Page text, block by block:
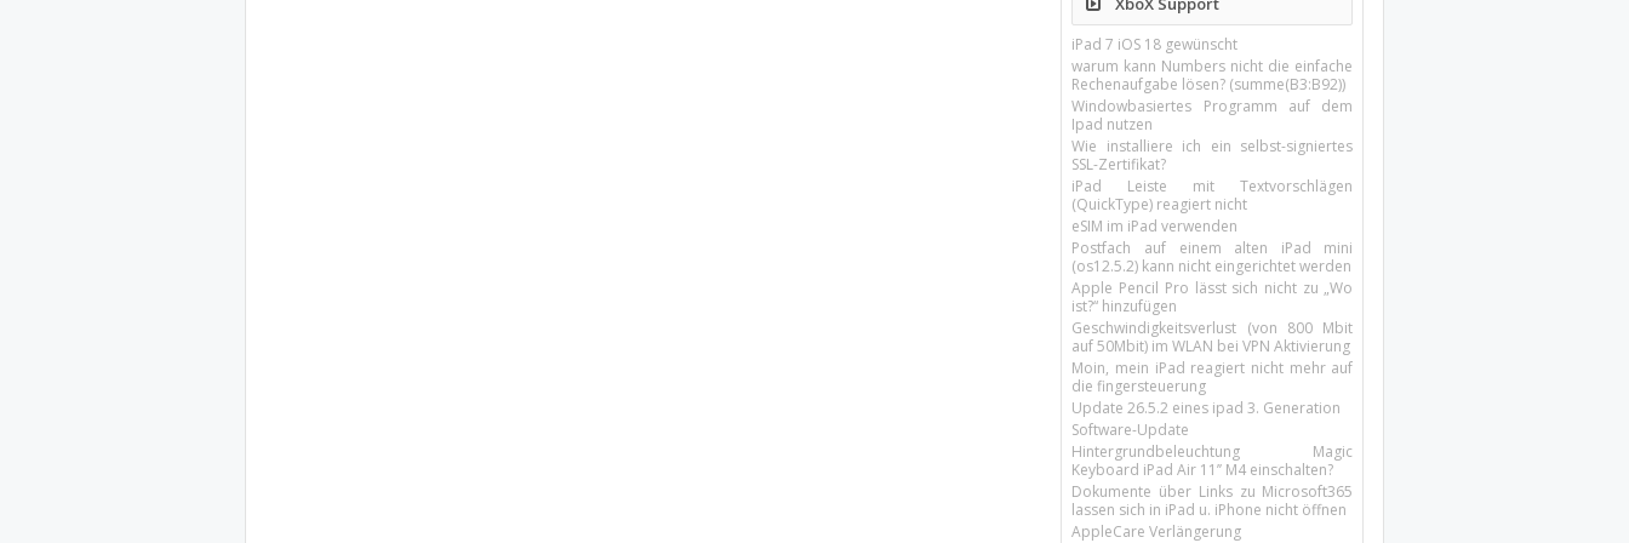
iPad 7 iOS 18 gewünscht
warum kann Numbers nicht die einfache
Rechenaufgabe lösen? (summe(B3:B92))
Windowbasiertes Programm auf dem
Ipad nutzen
Wie installiere ich ein selbst-signiertes
SSL-Zertifikat?
iPad Leiste mit Textvorschlägen
(QuickType) reagiert nicht
eSIM im iPad verwenden
Postfach auf einem alten iPad mini
(os12.5.2) kann nicht eingerichtet werden
Apple Pencil Pro lässt sich nicht zu „Wo
ist?“ hinzufügen
Geschwindigkeitsverlust (von 800 Mbit
auf 50Mbit) im WLAN bei VPN Aktivierung
Moin, mein iPad reagiert nicht mehr auf
die fingersteuerung
Update 26.5.2 eines ipad 3. Generation
Software-Update
Hintergrundbeleuchtung Magic
Keyboard iPad Air 11’’ M4 einschalten?
Dokumente über Links zu Microsoft365
lassen sich in iPad u. iPhone nicht öffnen
AppleCare Verlängerung